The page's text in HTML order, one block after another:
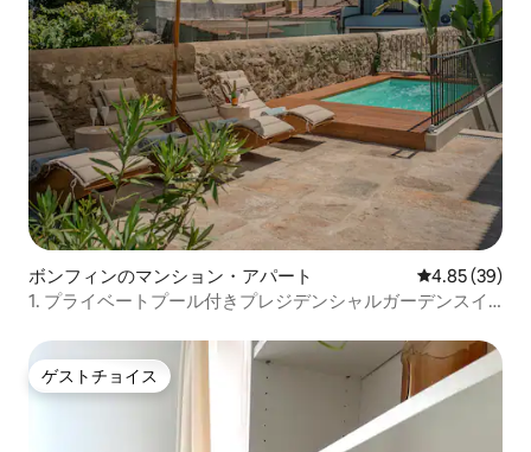
ボンフィンのマンション・アパート レビュー39
4.85 (39)
1. プライベートプール付きプレジデンシャルガーデンスイ
ゲストチョイス
ゲストチョイス